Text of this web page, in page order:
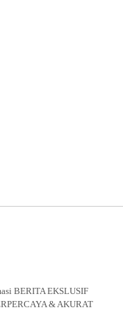
BERITA EKSLUSIF
& AKURAT